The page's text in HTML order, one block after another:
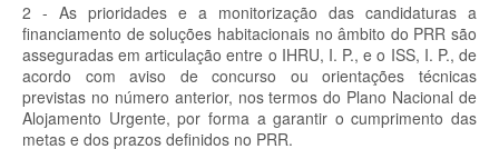
2 - As prioridades e a monitorização das candidaturas a
financiamento de soluções habitacionais no âmbito do PRR são
asseguradas em articulação entre o IHRU, I. P., e o ISS, I. P., de
acordo com aviso de concurso ou orientações técnicas
previstas no número anterior, nos termos do Plano Nacional de
Alojamento Urgente, por forma a garantir o cumprimento das
metas e dos prazos definidos no PRR.